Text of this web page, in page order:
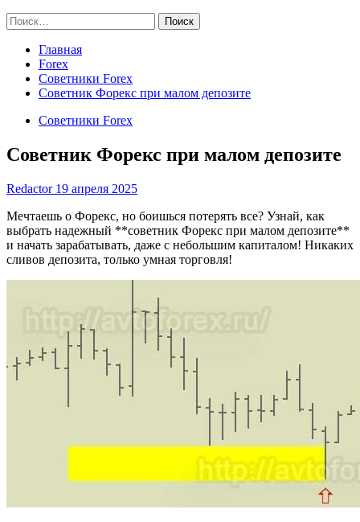
Найти:
Главная
Forex
Советники Forex
Советник Форекс при малом депозите
Советники Forex
Советник Форекс при малом депозите
Redactor 19 апреля 2025
Мечтаешь о Форекс, но боишься потерять все? Узнай, как
выбрать надежный **советник Форекс при малом депозите**
и начать зарабатывать, даже с небольшим капиталом! Никаких
сливов депозита, только умная торговля!